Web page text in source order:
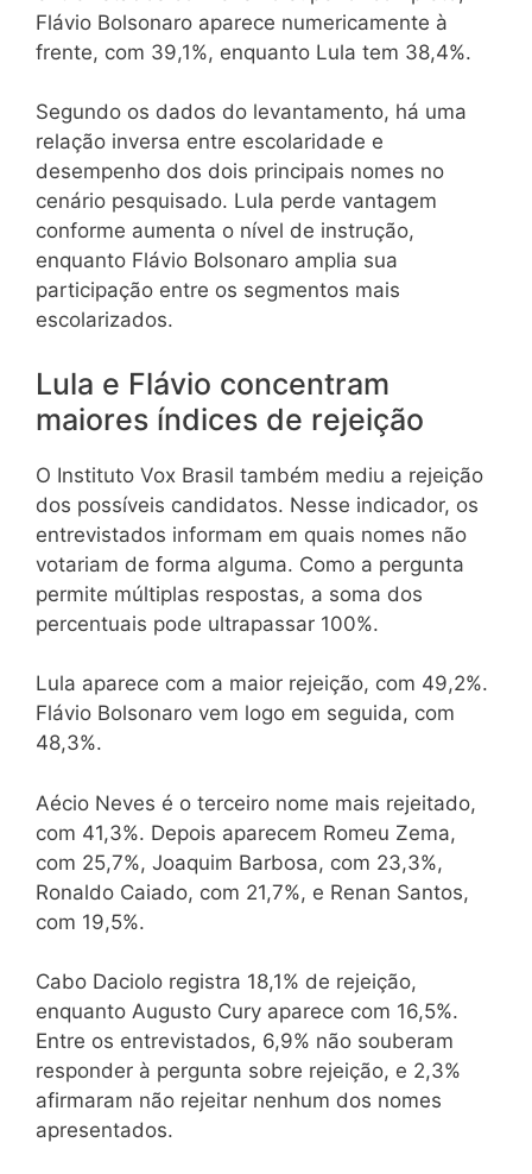
Flávio Bolsonaro aparece numericamente à
frente, com 39,1%, enquanto Lula tem 38,4%.
Segundo os dados do levantamento, há uma
relação inversa entre escolaridade e
desempenho dos dois principais nomes no
cenário pesquisado. Lula perde vantagem
conforme aumenta o nível de instrução,
enquanto Flávio Bolsonaro amplia sua
participação entre os segmentos mais
escolarizados.
Lula e Flávio concentram
maiores índices de rejeição
O Instituto Vox Brasil também mediu a rejeição
dos possíveis candidatos. Nesse indicador, os
entrevistados informam em quais nomes não
votariam de forma alguma. Como a pergunta
permite múltiplas respostas, a soma dos
percentuais pode ultrapassar 100%.
Lula aparece com a maior rejeição, com 49,2%.
Flávio Bolsonaro vem logo em seguida, com
48,3%.
Aécio Neves é o terceiro nome mais rejeitado,
com 41,3%. Depois aparecem Romeu Zema,
com 25,7%, Joaquim Barbosa, com 23,3%,
Ronaldo Caiado, com 21,7%, e Renan Santos,
com 19,5%.
Cabo Daciolo registra 18,1% de rejeição,
enquanto Augusto Cury aparece com 16,5%.
Entre os entrevistados, 6,9% não souberam
responder à pergunta sobre rejeição, e 2,3%
afirmaram não rejeitar nenhum dos nomes
apresentados.